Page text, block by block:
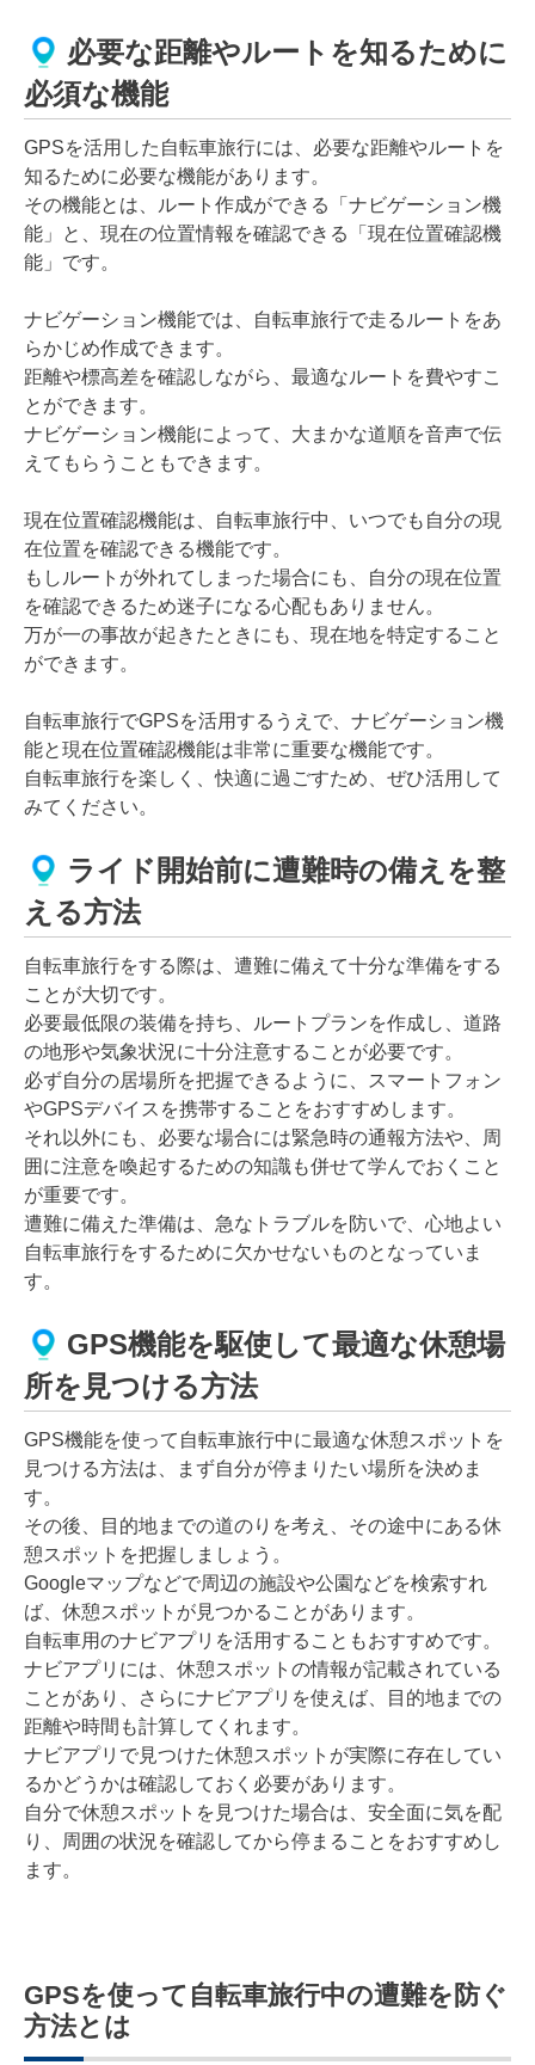
必要な距離やルートを知るために
必須な機能
GPSを活用した自転車旅行には、必要な距離やルートを
知るために必要な機能があります。
その機能とは、ルート作成ができる「ナビゲーション機
能」と、現在の位置情報を確認できる「現在位置確認機
能」です。
ナビゲーション機能では、自転車旅行で走るルートをあ
らかじめ作成できます。
距離や標高差を確認しながら、最適なルートを費やすこ
とができます。
ナビゲーション機能によって、大まかな道順を音声で伝
えてもらうこともできます。
現在位置確認機能は、自転車旅行中、いつでも自分の現
在位置を確認できる機能です。
もしルートが外れてしまった場合にも、自分の現在位置
を確認できるため迷子になる心配もありません。
万が一の事故が起きたときにも、現在地を特定すること
ができます。
自転車旅行でGPSを活用するうえで、ナビゲーション機
能と現在位置確認機能は非常に重要な機能です。
自転車旅行を楽しく、快適に過ごすため、ぜひ活用して
みてください。
ライド開始前に遭難時の備えを整
える方法
自転車旅行をする際は、遭難に備えて十分な準備をする
ことが大切です。
必要最低限の装備を持ち、ルートプランを作成し、道路
の地形や気象状況に十分注意することが必要です。
必ず自分の居場所を把握できるように、スマートフォン
やGPSデバイスを携帯することをおすすめします。
それ以外にも、必要な場合には緊急時の通報方法や、周
囲に注意を喚起するための知識も併せて学んでおくこと
が重要です。
遭難に備えた準備は、急なトラブルを防いで、心地よい
自転車旅行をするために欠かせないものとなっていま
す。
GPS機能を駆使して最適な休憩場
所を見つける方法
GPS機能を使って自転車旅行中に最適な休憩スポットを
見つける方法は、まず自分が停まりたい場所を決めま
す。
その後、目的地までの道のりを考え、その途中にある休
憩スポットを把握しましょう。
Googleマップなどで周辺の施設や公園などを検索すれ
ば、休憩スポットが見つかることがあります。
自転車用のナビアプリを活用することもおすすめです。
ナビアプリには、休憩スポットの情報が記載されている
ことがあり、さらにナビアプリを使えば、目的地までの
距離や時間も計算してくれます。
ナビアプリで見つけた休憩スポットが実際に存在してい
るかどうかは確認しておく必要があります。
自分で休憩スポットを見つけた場合は、安全面に気を配
り、周囲の状況を確認してから停まることをおすすめし
ます。
GPSを使って自転車旅行中の遭難を防ぐ
方法とは